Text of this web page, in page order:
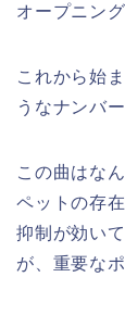
オープニン
これから始
うなナンバー
この曲はな
ペットの存
抑制が効い
が、重要な